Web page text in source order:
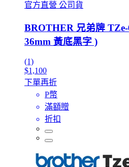
官方直營 公司貨
BROTHER 兄弟牌
36mm 黃底黑字 )
(1)
$1,100
下單再折
P幣
滿額贈
折扣